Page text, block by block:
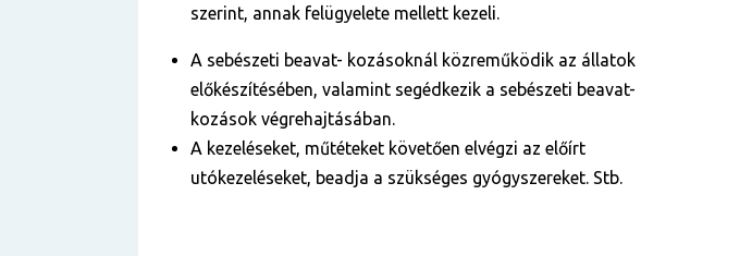
szerint, annak felügyelete mellett kezeli.
A sebészeti beavat- kozásoknál közreműködik az állatok
előkészítésében, valamint segédkezik a sebészeti beavat-
kozások végrehajtásában.
A kezeléseket, műtéteket követően elvégzi az előírt
utókezeléseket, beadja a szükséges gyógyszereket. Stb.